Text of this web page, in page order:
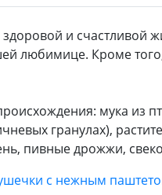
и
любимице. Кроме
мука из
гранулах),
пивные дрожжи,
с нежным